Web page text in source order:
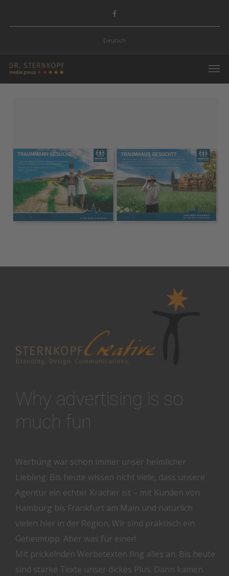
Deutsch
Why advertising is so
much fun
Werbung war schon immer unser heimlicher
Liebling. Bis heute wissen nicht viele, dass unsere
Agentur ein echter Kracher ist – mit Kunden von
Hamburg bis Frankfurt am Main und natürlich
vielen hier in der Region. Wir sind praktisch ein
Geheimtipp. Aber was für einer!
Mit prickelnden Werbetexten fing alles an. Bis heute
sind starke Texte unser dickes Plus. Dann kamen